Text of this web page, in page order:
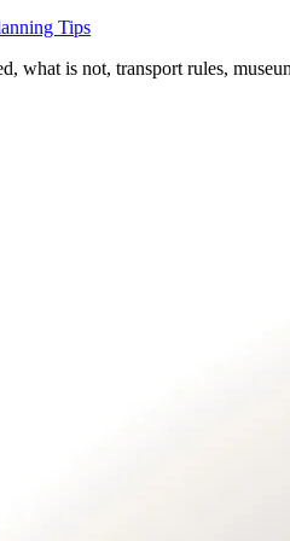
Tips
is not, transport rules,